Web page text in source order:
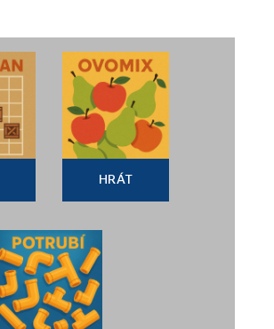
HRÁT